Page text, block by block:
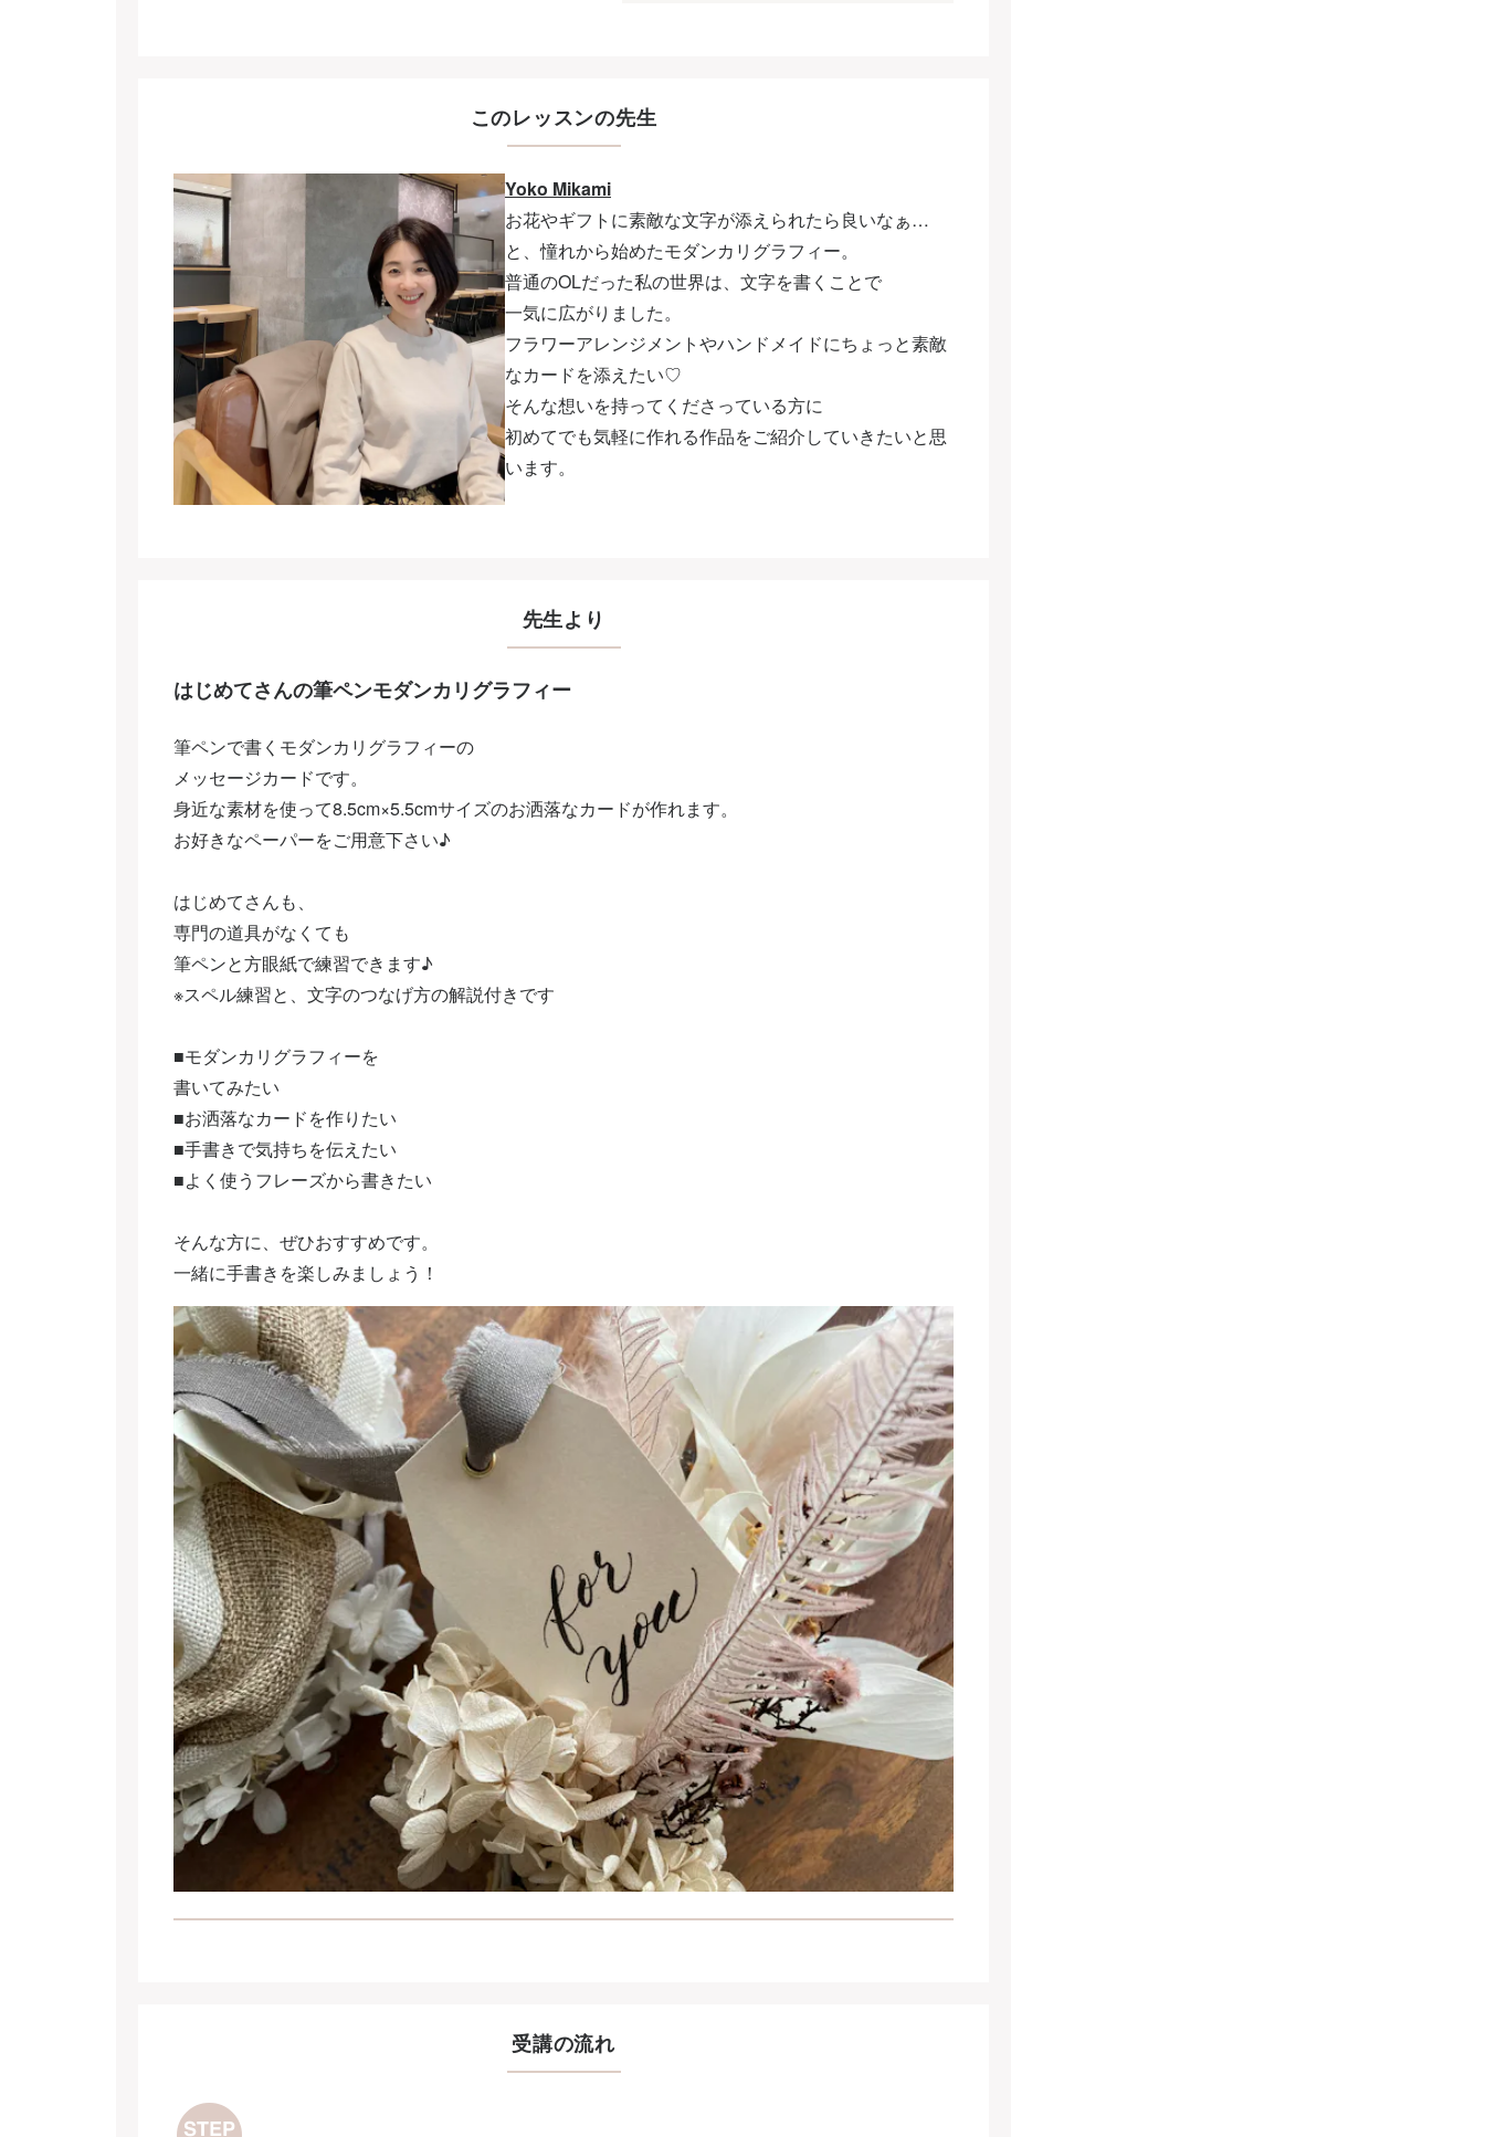
このレッスンの先生
Yoko Mikami
お花やギフトに素敵な文字が添えられたら良いなぁ…
と、憧れから始めたモダンカリグラフィー。
普通のOLだった私の世界は、文字を書くことで
一気に広がりました。
フラワーアレンジメントやハンドメイドにちょっと素敵
なカードを添えたい♡
そんな想いを持ってくださっている方に
初めてでも気軽に作れる作品をご紹介していきたいと思
います。
先生より
はじめてさんの筆ペンモダンカリグラフィー
筆ペンで書くモダンカリグラフィーの
メッセージカードです。
身近な素材を使って8.5cm×5.5cmサイズのお洒落なカードが作れます。
お好きなペーパーをご用意下さい♪
はじめてさんも、
専門の道具がなくても
筆ペンと方眼紙で練習できます♪
※スペル練習と、文字のつなげ方の解説付きです
■モダンカリグラフィーを
書いてみたい
■お洒落なカードを作りたい
■手書きで気持ちを伝えたい
■よく使うフレーズから書きたい
そんな方に、ぜひおすすめです。
一緒に手書きを楽しみましょう！
受講の流れ